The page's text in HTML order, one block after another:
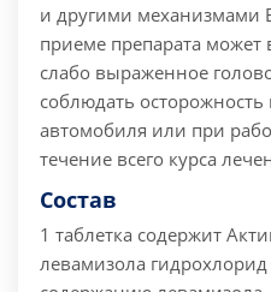
и другими механизмами
приеме препарата может
слабо выраженное
соблюдать
автомобиля или при
течение всего курса
Состав
1 таблетка содержит
левамизола гидрохлорид